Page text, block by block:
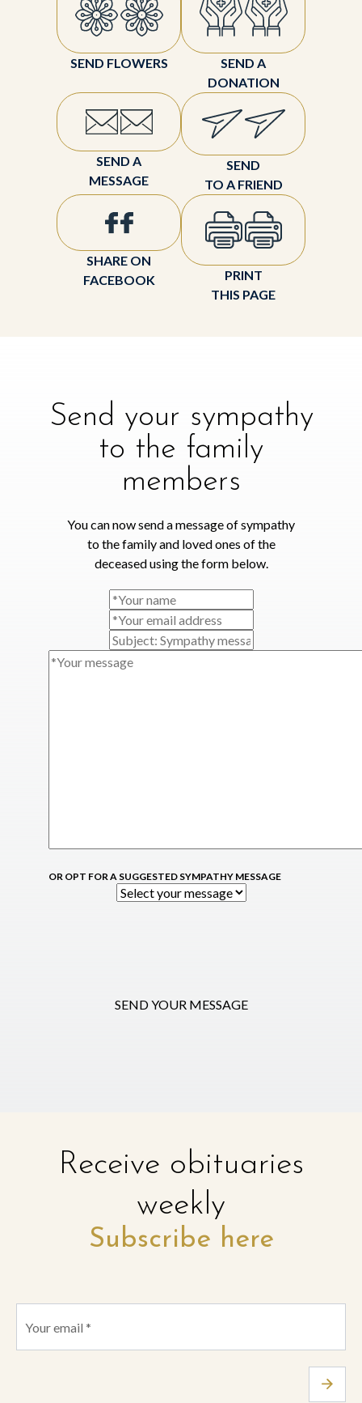
SEND FLOWERS
SEND A
DONATION
SEND A
MESSAGE
SEND
TO A FRIEND
SHARE ON
FACEBOOK
PRINT
THIS PAGE
Send your sympathy
to the family
members
You can now send a message of sympathy
to the family and loved ones of the
deceased using the form below.
OR OPT FOR A SUGGESTED SYMPATHY MESSAGE
SEND YOUR MESSAGE
Receive obituaries
weekly
Subscribe here